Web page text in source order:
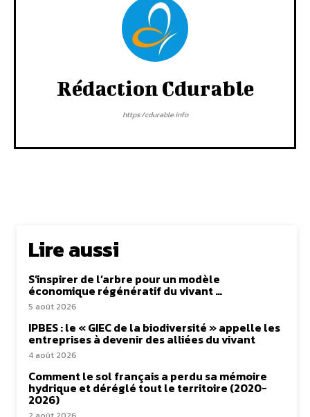
Rédaction Cdurable
https:/cdurable.info
Lire aussi
S’inspirer de l’arbre pour un modèle
économique régénératif du vivant …
5 août 2026
IPBES : le « GIEC de la biodiversité » appelle les
entreprises à devenir des alliées du vivant
4 août 2026
Comment le sol français a perdu sa mémoire
hydrique et déréglé tout le territoire (2020-
2026)